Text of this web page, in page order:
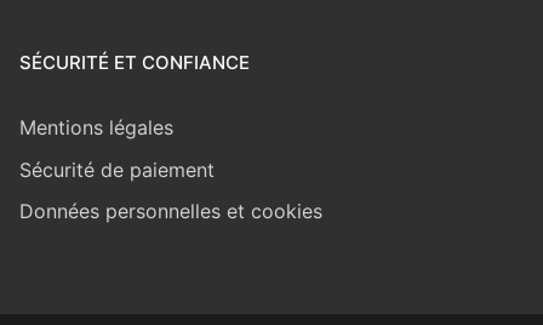
SÉCURITÉ ET CONFIANCE
Mentions légales
Sécurité de paiement
Données personnelles et cookies